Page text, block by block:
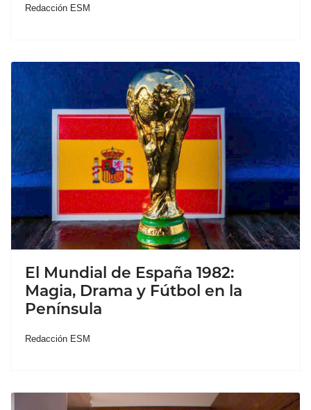
Redacción ESM
El Mundial de España 1982:
Magia, Drama y Fútbol en la
Península
Redacción ESM